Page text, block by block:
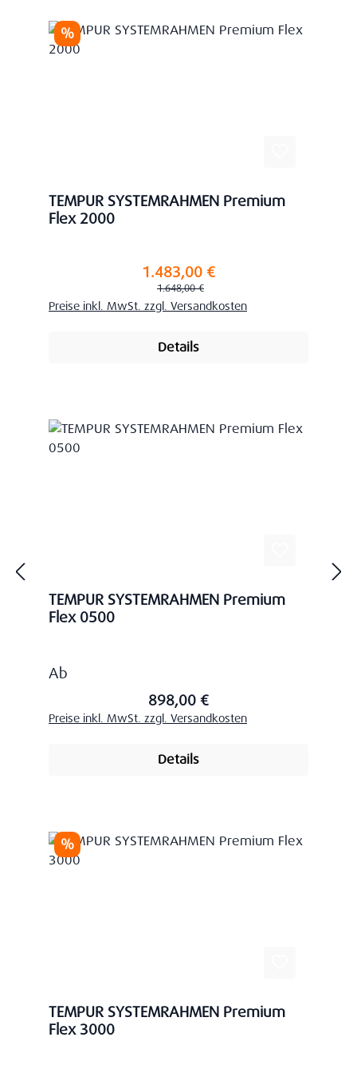
Rabatt
%
TEMPUR SYSTEMRAHMEN Premium
Flex 2000
Verkaufspreis:1.483,00 €
Regulärer Preis:
1.648,00 €
Preise inkl. MwSt. zzgl. Versandkosten
Details
TEMPUR SYSTEMRAHMEN Premium
Flex 0500
Regulärer Preis:
Ab
898,00 €
Preise inkl. MwSt. zzgl. Versandkosten
Details
Rabatt
%
TEMPUR SYSTEMRAHMEN Premium
Flex 3000